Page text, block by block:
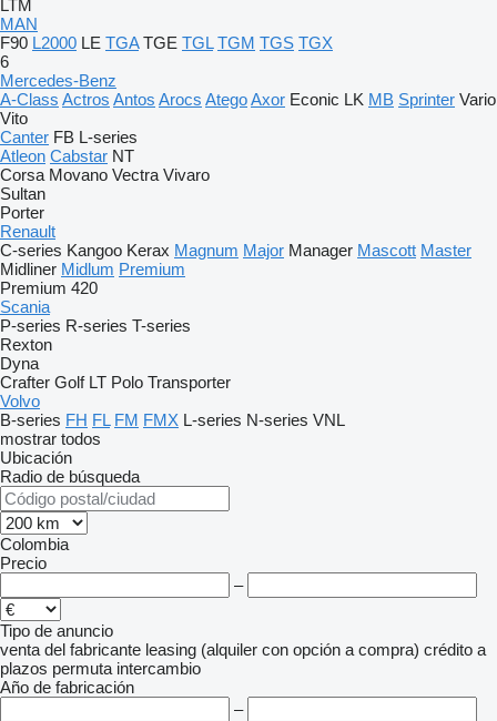
LTM
MAN
F90 L2000 LE TGA TGE TGL TGM TGS TGX
6
Mercedes-Benz
A-Class Actros Antos Arocs AtegoAxor Econic LK MB Sprinter Vario
Vito
Canter FB L-series
Atleon Cabstar NT
Corsa Movano Vectra Vivaro
Sultan
Porter
Renault
C-series Kangoo Kerax Magnum Major Manager Mascott Master
Midliner Midlum Premium
Premium 420
Scania
P-series R-series T-series
Rexton
Dyna
Crafter Golf LT Polo Transporter
Volvo
B-series FH FL FM FMX L-series N-series VNL
mostrar todos
Ubicación
Radio de búsqueda
Colombia
Precio
–
Tipo de anuncio
venta del fabricante leasing (alquiler con opción a compra) crédito a
plazos permuta intercambio
Año de fabricación
–